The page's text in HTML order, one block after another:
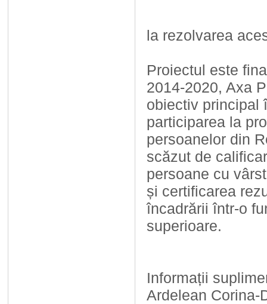
la rezolvarea
Proiectul este
2014-2020, Axa
obiectiv principal
participarea la
persoanelor din
scăzut de
persoane cu
și certificarea
încadrării într-o
superioare.
Informații
Ardelean Corina-